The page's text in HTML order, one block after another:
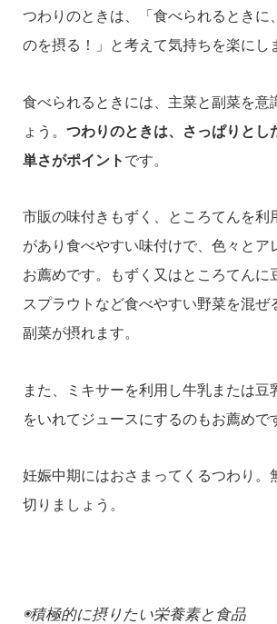
つわりのときは、「食べられるときに
のを摂る！」と考えて気持ちを楽にし
食べられるときには、主菜と副菜を意
ょう。 つわりのときは、さっぱりとし
単さがポイント です。
市販の味付きもずく、ところてんを利
があり食べやすい味付けで、色々とア
お薦めです。もずく又はところてんに
スプラウトなど食べやすい野菜を混ぜ
副菜が摂れます。
また、ミキサーを利用し牛乳または豆
をいれてジュースにするのもお薦めで
妊娠中期にはおさまってくるつわり。
切りましょう。
◉積極的に摂りたい栄養素と食品